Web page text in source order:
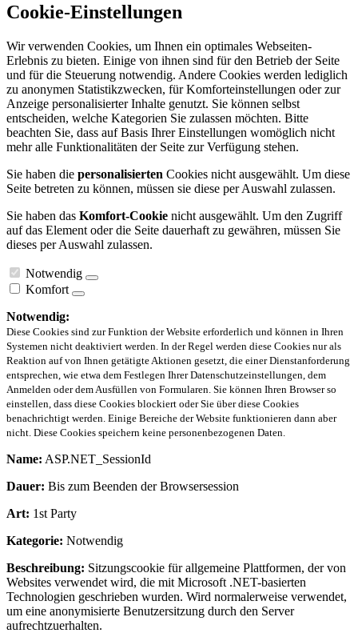
Cookie-Einstellungen
Wir verwenden Cookies, um Ihnen ein optimales Webseiten-
Erlebnis zu bieten. Einige von ihnen sind für den Betrieb der Seite
und für die Steuerung notwendig. Andere Cookies werden lediglich
zu anonymen Statistikzwecken, für Komforteinstellungen oder zur
Anzeige personalisierter Inhalte genutzt. Sie können selbst
entscheiden, welche Kategorien Sie zulassen möchten. Bitte
beachten Sie, dass auf Basis Ihrer Einstellungen womöglich nicht
mehr alle Funktionalitäten der Seite zur Verfügung stehen.
Sie haben die personalisierten Cookies nicht ausgewählt. Um diese
Seite betreten zu können, müssen sie diese per Auswahl zulassen.
Sie haben das Komfort-Cookie nicht ausgewählt. Um den Zugriff
auf das Element oder die Seite dauerhaft zu gewähren, müssen Sie
dieses per Auswahl zulassen.
Notwendig
Komfort
Notwendig:
Diese Cookies sind zur Funktion der Website erforderlich und können in Ihren
Systemen nicht deaktiviert werden. In der Regel werden diese Cookies nur als
Reaktion auf von Ihnen getätigte Aktionen gesetzt, die einer Dienstanforderung
entsprechen, wie etwa dem Festlegen Ihrer Datenschutzeinstellungen, dem
Anmelden oder dem Ausfüllen von Formularen. Sie können Ihren Browser so
einstellen, dass diese Cookies blockiert oder Sie über diese Cookies
benachrichtigt werden. Einige Bereiche der Website funktionieren dann aber
nicht. Diese Cookies speichern keine personenbezogenen Daten.
Name: ASP.NET_SessionId
Dauer: Bis zum Beenden der Browsersession
Art: 1st Party
Kategorie: Notwendig
Beschreibung: Sitzungscookie für allgemeine Plattformen, der von
Websites verwendet wird, die mit Microsoft .NET-basierten
Technologien geschrieben wurden. Wird normalerweise verwendet,
um eine anonymisierte Benutzersitzung durch den Server
aufrechtzuerhalten.